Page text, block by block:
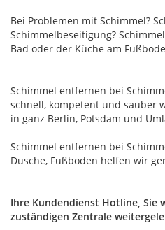
Bei Problemen mit Schimmel?
Schimmelbeseitigung?
Bad oder der Küche am
Schimmel entfernen bei
schnell, kompetent und sauber
in ganz Berlin, Potsdam und
Schimmel entfernen bei
Dusche, Fußboden helfen wir
Ihre Kundendienst Hotline, Sie
zuständigen Zentrale